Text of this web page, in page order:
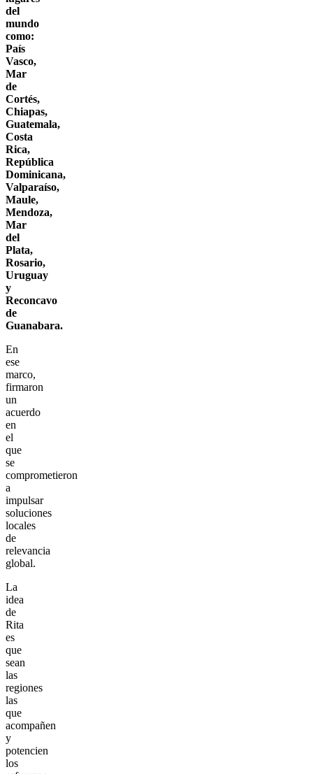
del
mundo
como:
País
Vasco,
Mar
de
Cortés,
Chiapas,
Guatemala,
Costa
Rica,
República
Dominicana,
Valparaíso,
Maule,
Mendoza,
Mar
del
Plata,
Rosario,
Uruguay
y
Reconcavo
de
Guanabara.
En
ese
marco,
firmaron
un
acuerdo
en
el
que
se
comprometieron
a
impulsar
soluciones
locales
de
relevancia
global.
La
idea
de
Rita
es
que
sean
las
regiones
las
que
acompañen
y
potencien
los